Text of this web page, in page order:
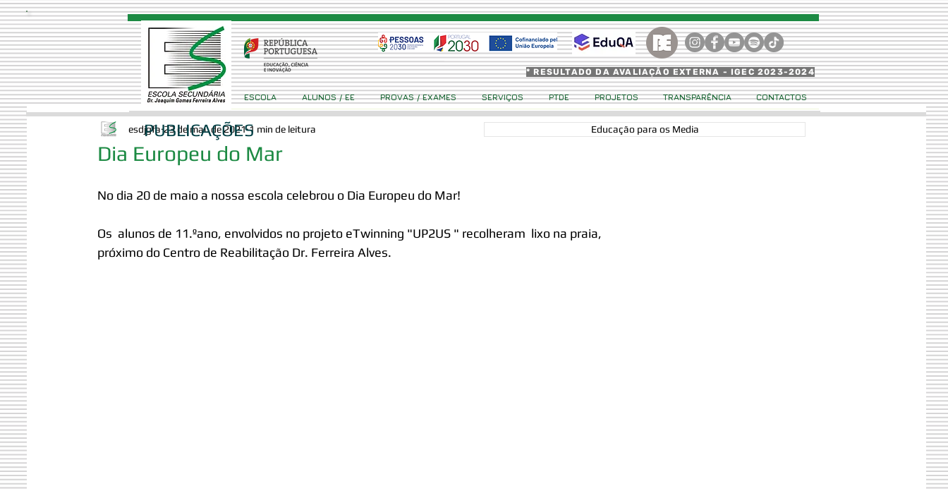
Dia Europeu do Mar
esdjgfa 23 de mai. de 2021 1 min de leitura
No dia 20 de maio a nossa escola celebrou o Dia Europeu do Mar!
Os  alunos de 11.ºano, envolvidos no projeto eTwinning "UP2US " recolheram  lixo na praia,
próximo do Centro de Reabilitação Dr. Ferreira Alves.
PUBLICAÇÕES Educação para os Media
ESCOLA ALUNOS / EE PROVAS / EXAMES SERVIÇOS PTDE PROJETOS TRANSPARÊNCIA CONTACTOS
* RESULTADO DA AVALIAÇÃO EXTERNA - IGEC 2023-2024